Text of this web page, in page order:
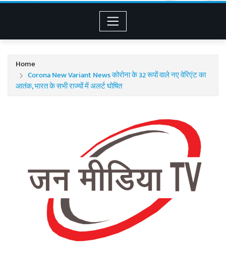
Home
Corona New Variant News कोरोना के 32 रूपों वाले नए वेरिएंट का
आतंक, भारत के सभी राज्यों में अलर्ट घोषित